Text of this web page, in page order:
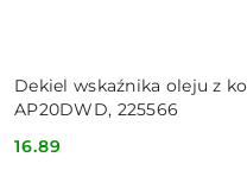
Dekiel wskaźnika oleju z
AP20DWD, 225566
Cena:
16.89